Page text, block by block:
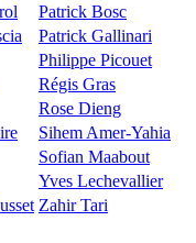
Patrick Bosc
Patrick Gallinari
Philippe Picouet
Régis Gras
Rose Dieng
Sihem Amer-Yahia
Sofian Maabout
Yves Lechevallier
Zahir Tari